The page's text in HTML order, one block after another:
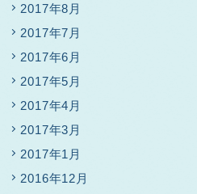
2017年8月
2017年7月
2017年6月
2017年5月
2017年4月
2017年3月
2017年1月
2016年12月